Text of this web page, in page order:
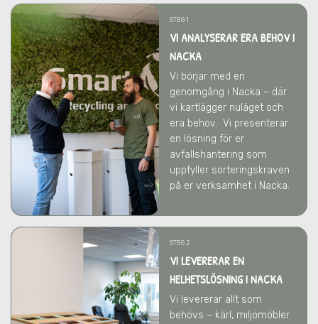
STEG 1
VI ANALYSERAR ERA BEHOV I
NACKA
Vi börjar med en
genomgång i Nacka – där
vi kartlägger nuläget och
era behov. Vi presenterar
en lösning för er
avfallshantering som
uppfyller sorteringskraven
på er verksamhet i Nacka.
STEG 2
VI LEVERERAR EN
HELHETSLÖSNING I NACKA
Vi levererar allt som
behövs – kärl, miljömöbler